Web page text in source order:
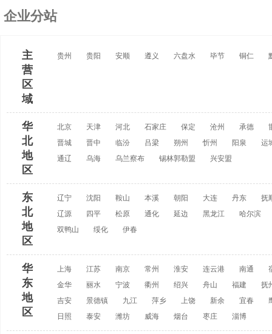
企业分站
主
营
区
域
贵州 贵阳 安顺 遵义 六盘水 毕节 铜仁
华
北
地
区
北京 天津 河北 石家庄 保定 沧州 承德
晋城
晋中 临汾 吕梁 朔州 忻州 阳泉
运
通辽
乌海 乌兰察布 锡林郭勒盟 兴安盟
东
北
地
区
辽宁 沈阳 鞍山 本溪 朝阳 大连 丹东
抚
辽源
四平 松原 通化 延边 黑龙江
哈尔滨
双鸭山
绥化 伊春
华
东
地
区
上海 江苏 南京 常州 淮安 连云港 南通
金华
丽水 宁波 衢州 绍兴 舟山 福建
抚
吉安
景德镇 九江 萍乡 上饶 新余 宜春
日照
泰安 潍坊 威海 烟台 枣庄 淄博